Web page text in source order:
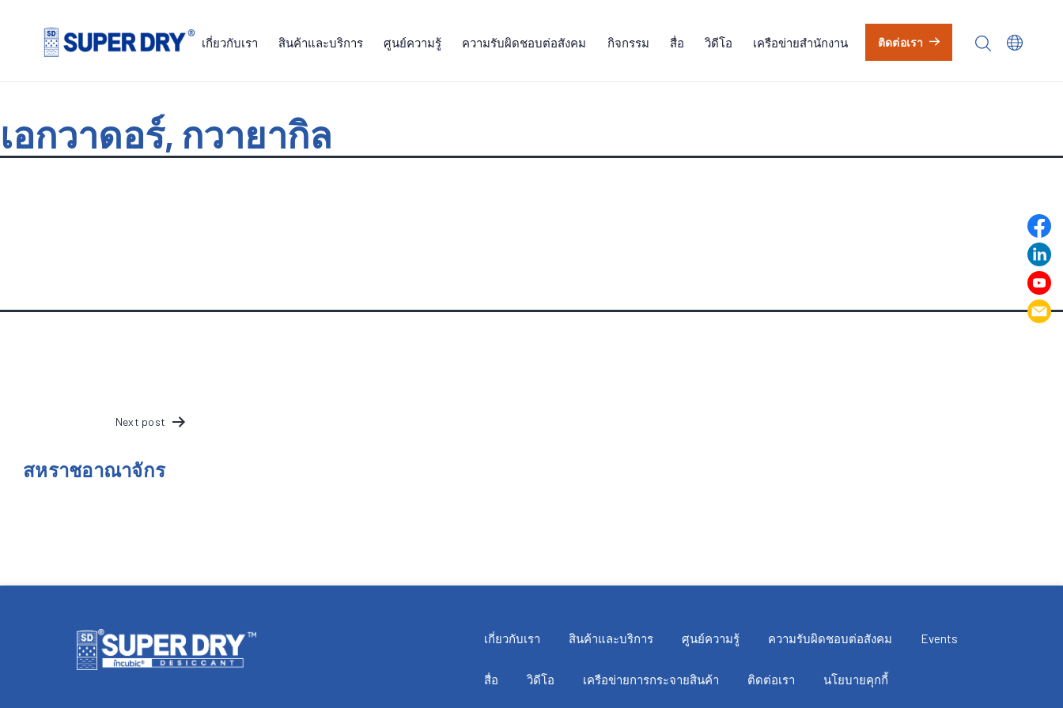
เกี่ยวกับเรา สินค้าและบริการ ศูนย์ความรู้ ความรับผิดชอบต่อสังคม กิจกรรม สื่อ วิดีโอ เครือข่ายสำนักงาน ติดต่อเรา
เอกวาดอร์, กวายากิล
NAVIGATION
Next post
สหราชอาณาจักร
เกี่ยวกับเรา สินค้าและบริการ ศูนย์ความรู้ ความรับผิดชอบต่อสังคม Events
สื่อ วิดีโอ เครือข่ายการกระจายสินค้า ติดต่อเรา นโยบายคุกกี้